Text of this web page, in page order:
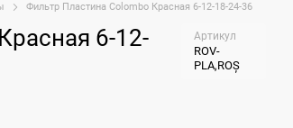
Фильтр Пластина Colombo Красная 6-12-18-24-36
6-12-
Артикул
ROV-
PLA,ROȘ